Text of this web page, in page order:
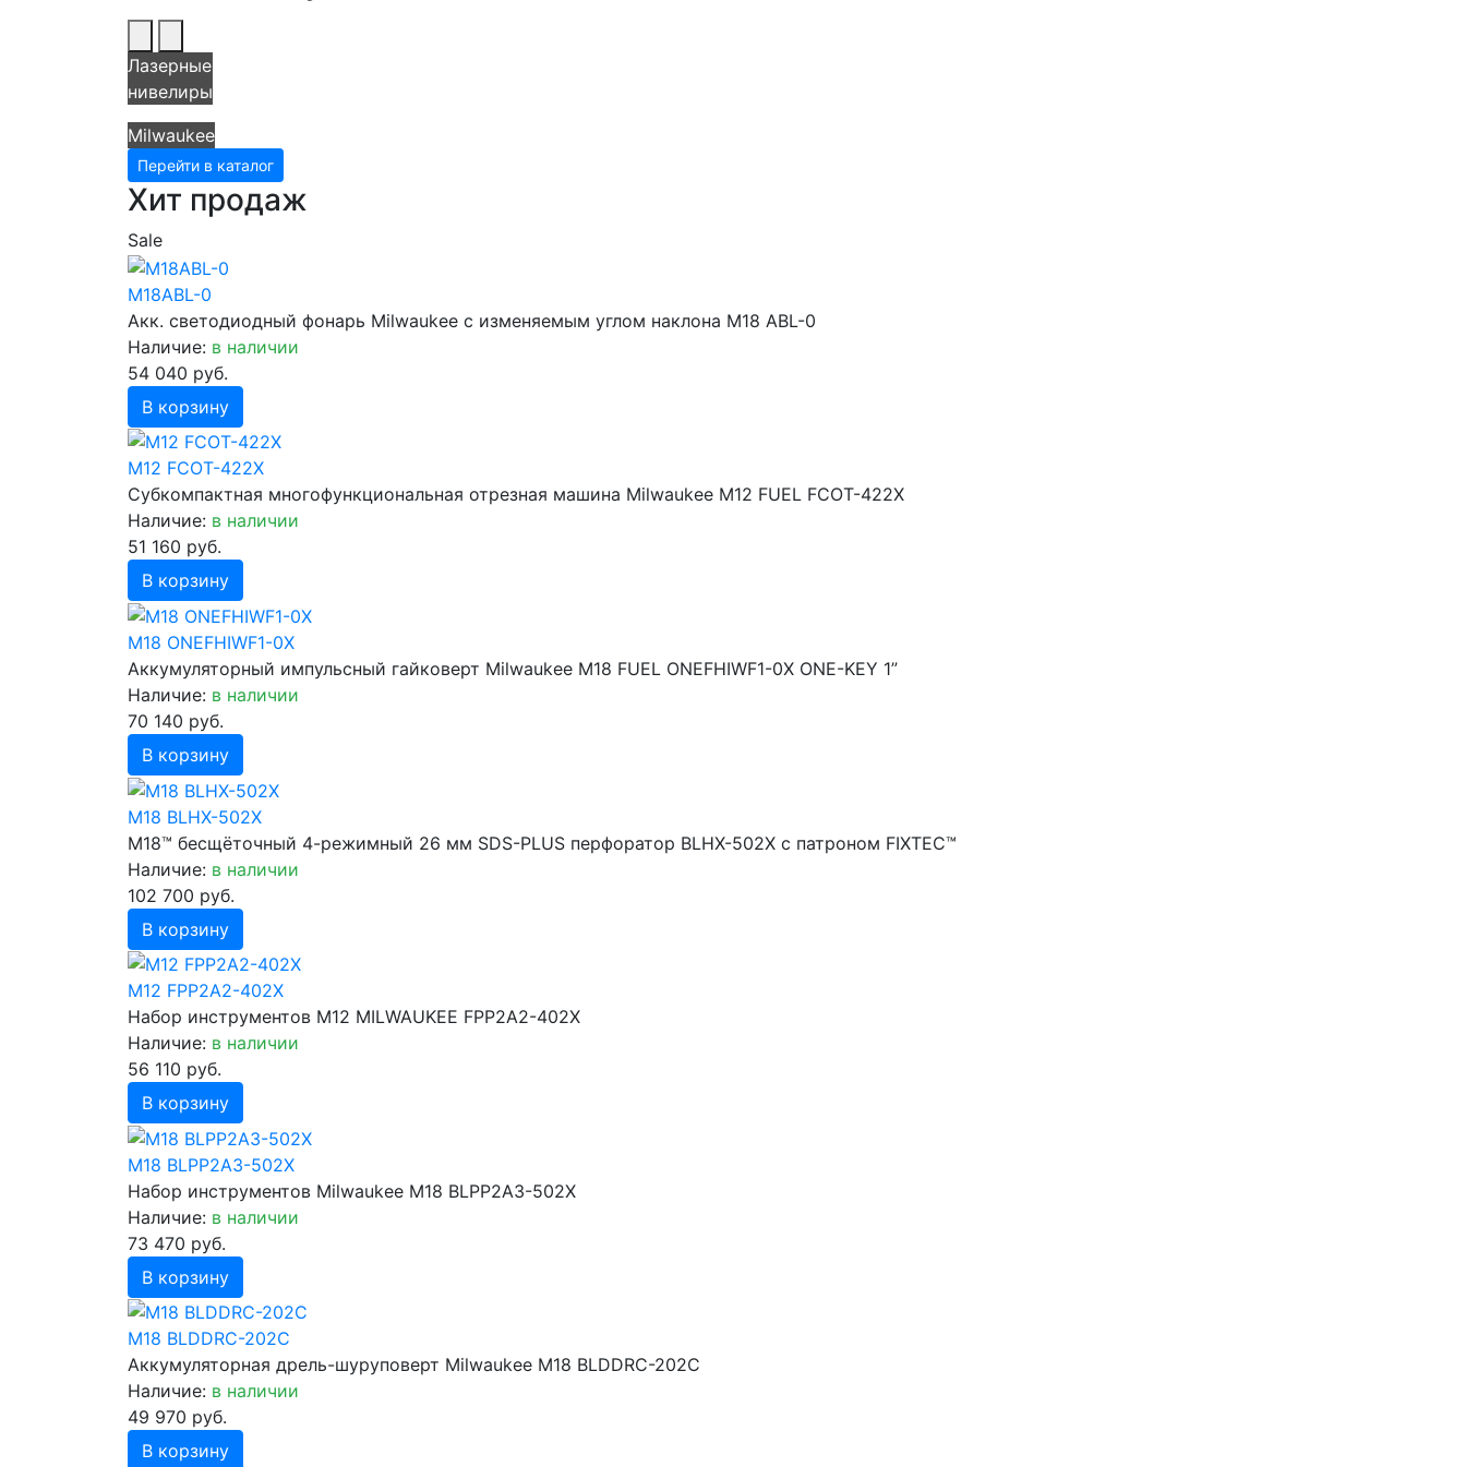
Лазерные
нивелиры
Milwaukee
Перейти в каталог
Хит продаж
Sale
M18ABL-0
Акк. светодиодный фонарь Milwaukee с изменяемым углом наклона M18 ABL-0
Наличие: в наличии
54 040 руб.
В корзину
M12 FCOT-422X
Субкомпактная многофункциональная отрезная машина Milwaukee M12 FUEL FCOT-422X
Наличие: в наличии
51 160 руб.
В корзину
M18 ONEFHIWF1-0X
Аккумуляторный импульсный гайковерт Milwaukee M18 FUEL ONEFHIWF1-0X ONE-KEY 1”
Наличие: в наличии
70 140 руб.
В корзину
M18 BLHX-502X
M18™ бесщёточный 4-режимный 26 мм SDS-PLUS перфоратор BLHX-502X с патроном FIXTEC™
Наличие: в наличии
102 700 руб.
В корзину
M12 FPP2A2-402X
Набор инструментов M12 MILWAUKEE FPP2A2-402X
Наличие: в наличии
56 110 руб.
В корзину
M18 BLPP2A3-502X
Набор инструментов Milwaukee M18 BLPP2A3-502X
Наличие: в наличии
73 470 руб.
В корзину
M18 BLDDRC-202C
Аккумуляторная дрель-шуруповерт Milwaukee M18 BLDDRC-202C
Наличие: в наличии
49 970 руб.
В корзину